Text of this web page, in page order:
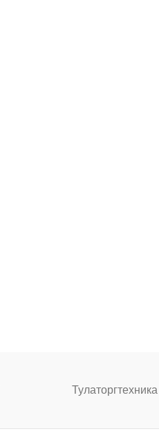
Тулаторгтехника